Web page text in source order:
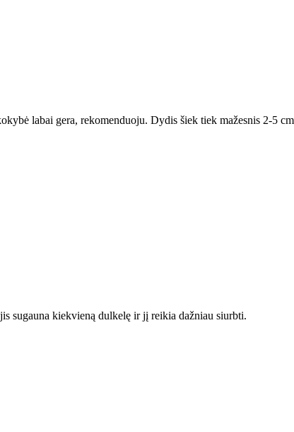
labai gera, rekomenduoju. Dydis šiek tiek mažesnis 2-5
sugauna kiekvieną dulkelę ir jį reikia dažniau siurbti.